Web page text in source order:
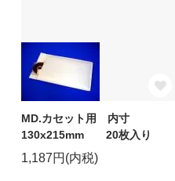
MD.カセット用 内寸
130x215mm 20枚入り
1,187円(内税)